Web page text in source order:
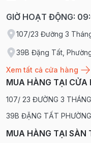
GIỜ HOẠT ĐỘNG:
107/23 Đường 3
39B Đặng Tất,
Xem tất cả cửa hàng
MUA HÀNG TẠI CỬA
107/ 23 ĐƯỜNG 3
39B ĐẶNG TẤT
MUA HÀNG TẠI SÀN